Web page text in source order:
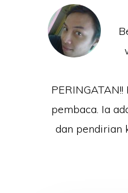
pembaca. Ia
dan pendirian